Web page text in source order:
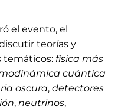
el evento, el
teorías y
temáticos: física más
cuántica
oscura, detectores
, neutrinos,